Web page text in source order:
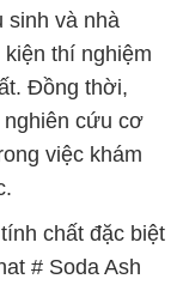
sinh và nhà
thí nghiệm
Đồng thời,
nghiên cứu cơ
việc khám
chất đặc biệt
# Soda Ash